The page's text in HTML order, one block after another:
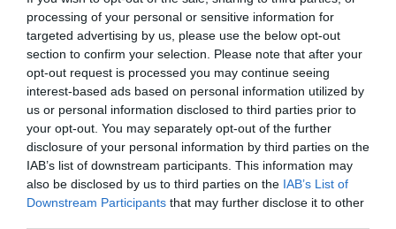
processing of your personal or sensitive information for
targeted advertising by us, please use the below opt-out
section to confirm your selection. Please note that after your
opt-out request is processed you may continue seeing
interest-based ads based on personal information utilized by
us or personal information disclosed to third parties prior to
your opt-out. You may separately opt-out of the further
disclosure of your personal information by third parties on the
IAB’s list of downstream participants. This information may
also be disclosed by us to third parties on the IAB’s List of
Downstream Participants that may further disclose it to other
έχει, ωςπαιδί, κάποια μικράτικτα οποία
επιδεινώθηκανενώ μεγάλωνε. Ωστόσο,
πρόσθεσε ότι όταν είναι αφοσιωμένη σε κάποια
δραστηριότητα, για παράδειγμα τραγουδάει ή
κάνει ιππασία, μειώνεται η έντασή τους.
Είναι παράξενο, δεν έχω μιλήσει πολύ γι’
αυτό. Η πιο συνηθισμένηαντίδρασητων άλλων
γελούν , γιατί νομίζουν ότι προσπαθώ